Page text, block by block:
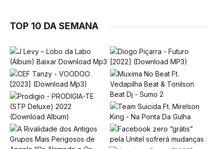
TOP 10 DA SEMANA